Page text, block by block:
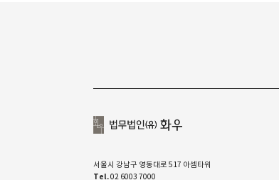
서울시 강남구 영동대로 517 아셈타워
Tel.02 6003 7000